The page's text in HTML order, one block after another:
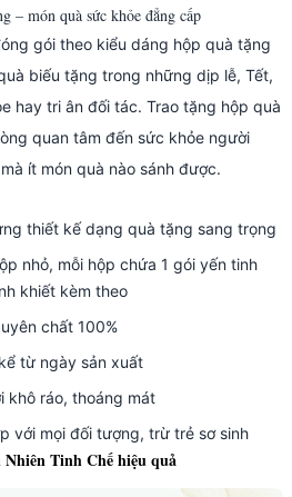
– món quà sức khỏe đẳng cấp
gói theo kiểu dáng hộp quà tặng
biếu tặng trong những dịp lễ, Tết,
hay tri ân đối tác. Trao tặng hộp quà
quan tâm đến sức khỏe người
ít món quà nào sánh được.
thiết kế dạng quà tặng sang trọng
nhỏ, mỗi hộp chứa 1 gói yến tinh
khiết kèm theo
chất 100%
từ ngày sản xuất
khô ráo, thoáng mát
với mọi đối tượng, trừ trẻ sơ sinh
Tinh Chế hiệu quả